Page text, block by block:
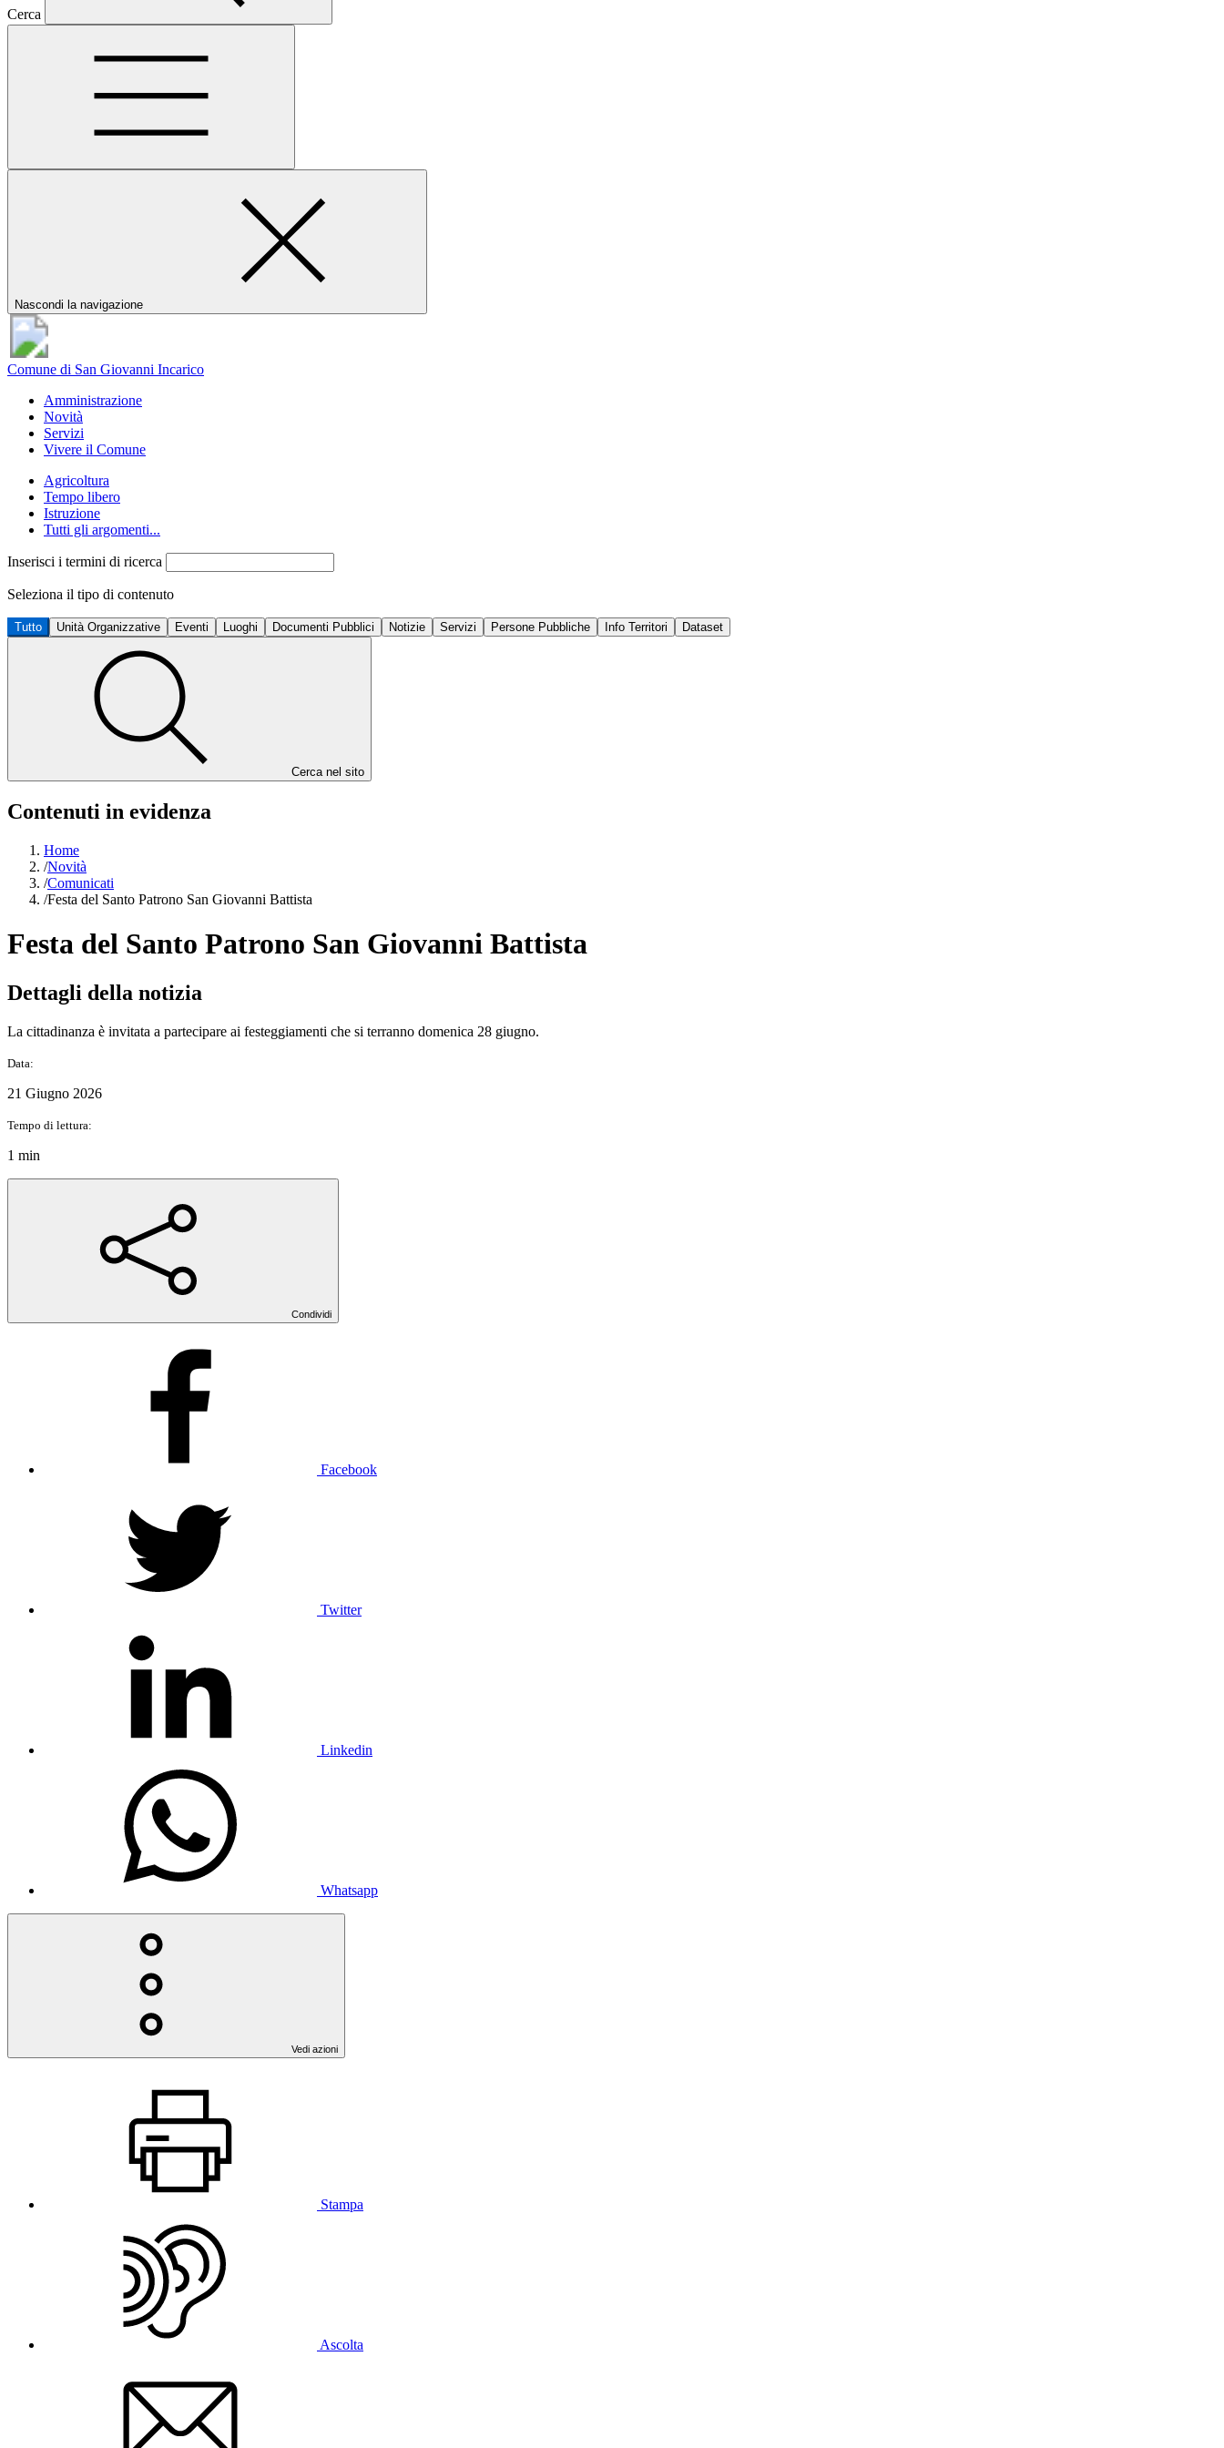
Cerca
Nascondi la navigazione
Comune di San Giovanni Incarico
Amministrazione
Novità
Servizi
Vivere il Comune
Agricoltura
Tempo libero
Istruzione
Tutti gli argomenti...
Inserisci i termini di ricerca
Seleziona il tipo di contenuto
Tutto Unità Organizzative Eventi Luoghi Documenti Pubblici Notizie Servizi Persone Pubbliche Info Territori Dataset
Cerca nel sito
Contenuti in evidenza
Home
/Novità
/Comunicati
/Festa del Santo Patrono San Giovanni Battista
Festa del Santo Patrono San Giovanni Battista
Dettagli della notizia
La cittadinanza è invitata a partecipare ai festeggiamenti che si terranno domenica 28 giugno.
Data:
21 Giugno 2026
Tempo di lettura:
1 min
Condividi
Facebook
Twitter
Linkedin
Whatsapp
Vedi azioni
Stampa
Ascolta